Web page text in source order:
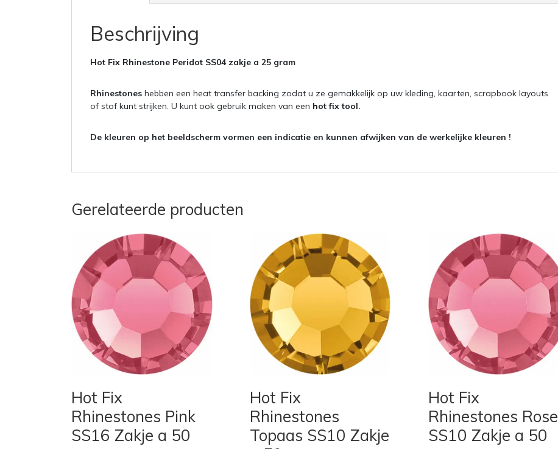
Beschrijving
Hot Fix Rhinestone Peridot SS04 zakje a 25 gram
Rhinestones hebben een heat transfer backing zodat u ze gemakkelijk op uw kleding, kaarten, scrapbook layouts
of stof kunt strijken. U kunt ook gebruik maken van een hot fix tool.
De kleuren op het beeldscherm vormen een indicatie en kunnen afwijken van de werkelijke kleuren !
Gerelateerde producten
Hot Fix
Rhinestones Pink
SS16 Zakje a 50
Hot Fix
Rhinestones
Topaas SS10 Zakje
Hot Fix
Rhinestones Rose
SS10 Zakje a 50